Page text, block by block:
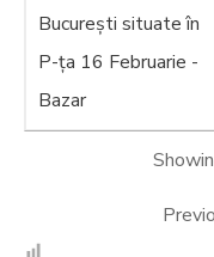
București situate în
P-ța 16 Februarie -
Bazar